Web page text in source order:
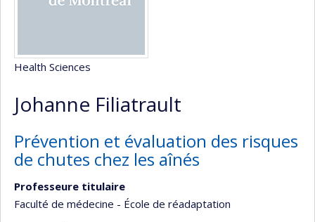
Health Sciences
Johanne Filiatrault
Prévention et évaluation des risques
de chutes chez les aînés
Professeure titulaire
Faculté de médecine - École de réadaptation